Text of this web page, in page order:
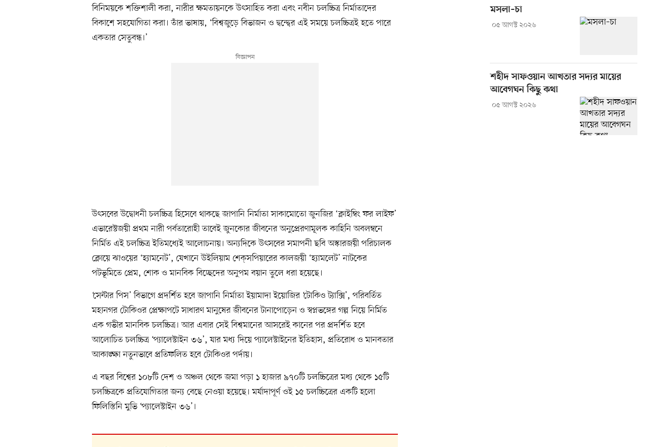
বিনিময়কে শক্তিশালী করা, নারীর ক্ষমতায়নকে উৎসাহিত করা এবং নবীন চলচ্চিত্র নির্মাতাদের
বিকাশে সহযোগিতা করা। তাঁর ভাষায়, ‘বিশ্বজুড়ে বিভাজন ও দ্বন্দ্বের এই সময়ে চলচ্চিত্রই হতে পারে
একতার সেতুবন্ধ।’
উৎসবের উদ্বোধনী চলচ্চিত্র হিসেবে থাকছে জাপানি নির্মাতা সাকামোতো জুনজির ‘ক্লাইম্বিং ফর লাইফ’
এভারেস্টজয়ী প্রথম নারী পর্বতারোহী তাবেই জুনকোর জীবনের অনুপ্রেরণামূলক কাহিনি অবলম্বনে
নির্মিত এই চলচ্চিত্র ইতিমধ্যেই আলোচনায়। অন্যদিকে উৎসবের সমাপনী ছবি অস্কারজয়ী পরিচালক
ক্লোয়ে ঝাওয়ের ‘হ্যামনেট’, যেখানে উইলিয়াম শেক্‌সপিয়ারের কালজয়ী ‘হ্যামলেট’ নাটকের
পটভূমিতে প্রেম, শোক ও মানবিক বিচ্ছেদের অনুপম বয়ান তুলে ধরা হয়েছে।
‘সেন্টার পিস’ বিভাগে প্রদর্শিত হবে জাপানি নির্মাতা ইয়ামাদা ইয়োজির ‘টোকিও ট্যাক্সি’, পরিবর্তিত
মহানগর টোকিওর প্রেক্ষাপটে সাধারণ মানুষের জীবনের টানাপোড়েন ও স্বপ্নভঙ্গের গল্প নিয়ে নির্মিত
এক গভীর মানবিক চলচ্চিত্র। আর এবার সেই বিশ্বমানের আসরেই কানের পর প্রদর্শিত হবে
আলোচিত চলচ্চিত্র ‘প্যালেস্টাইন ৩৬’, যার মধ্য দিয়ে প্যালেস্টাইনের ইতিহাস, প্রতিরোধ ও মানবতার
আকাঙ্ক্ষা নতুনভাবে প্রতিফলিত হবে টোকিওর পর্দায়।
এ বছর বিশ্বের ১০৮টি দেশ ও অঞ্চল থেকে জমা পড়া ১ হাজার ৯৭০টি চলচ্চিত্রের মধ্য থেকে ১৫টি
চলচ্চিত্রকে প্রতিযোগিতার জন্য বেছে নেওয়া হয়েছে। মর্যাদাপূর্ণ ওই ১৫ চলচ্চিত্রের একটি হলো
ফিলিস্তিনি মুভি ‘প্যালেস্টাইন ৩৬’।
মসলা–চা
০৫ আগস্ট ২০২৬
শহীদ সাফওয়ান আখতার সদ্যর মায়ের
আবেগঘন কিছু কথা
০৫ আগস্ট ২০২৬